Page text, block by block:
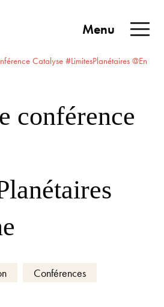
Menu
Catalyse #LimitesPlanétaires @En
conférence
Conférences